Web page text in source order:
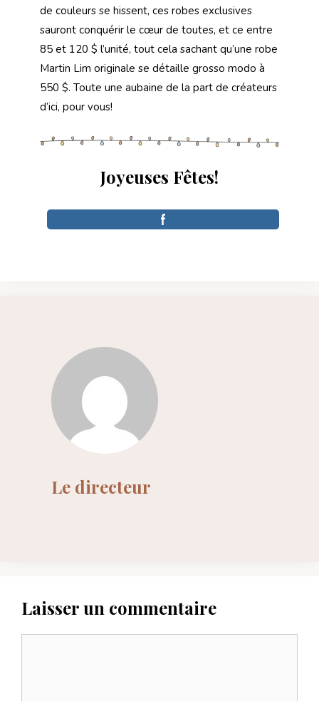
de couleurs se hissent, ces robes exclusives
sauront conquérir le cœur de toutes, et ce entre
85 et 120 $ l’unité, tout cela sachant qu’une robe
Martin Lim originale se détaille grosso modo à
550 $. Toute une aubaine de la part de créateurs
d’ici, pour vous!
Joyeuses Fêtes!
Le directeur
Laisser un commentaire